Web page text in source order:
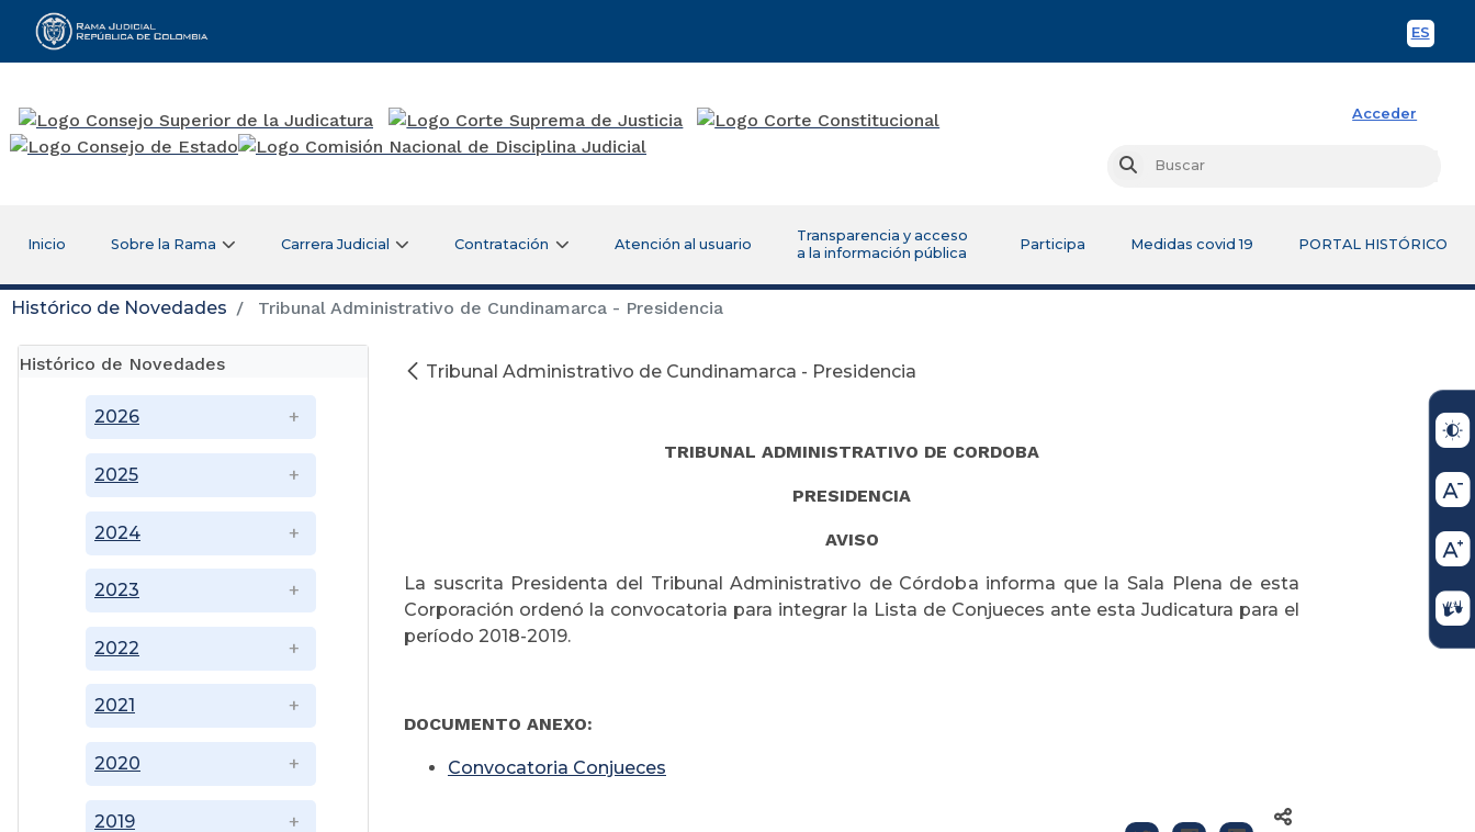
ES
Rama Judicial
Acceder
Buscar
Inicio Sobre la Rama Carrera Judicial Contratación Atención al usuario
Transparencia y acceso
a la información pública
Participa Medidas covid 19 PORTAL HISTÓRICO
Histórico de Novedades Tribunal Administrativo de Cundinamarca - Presidencia
Histórico de Novedades
2019
2020
2021
2022
2023
2024
2025
2026
Tribunal Administrativo de Cundinamarca - Presidencia
TRIBUNAL ADMINISTRATIVO DE CORDOBA
PRESIDENCIA
AVISO
La suscrita Presidenta del Tribunal Administrativo de Córdoba informa que la Sala Plena de esta
Corporación ordenó la convocatoria para integrar la Lista de Conjueces ante esta Judicatura para el
período 2018-2019.
DOCUMENTO ANEXO:
Convocatoria Conjueces